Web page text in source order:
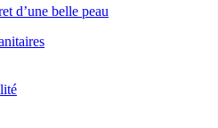
d’une belle peau